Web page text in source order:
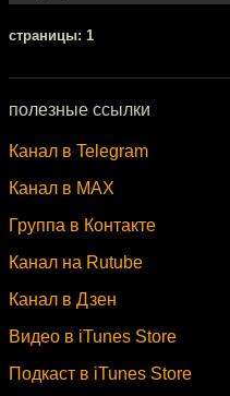
cтраницы: 1
полезные ссылки
Канал в Telegram
Канал в MAX
Группа в Контакте
Канал на Rutube
Канал в Дзен
Видео в iTunes Store
Подкаст в iTunes Store